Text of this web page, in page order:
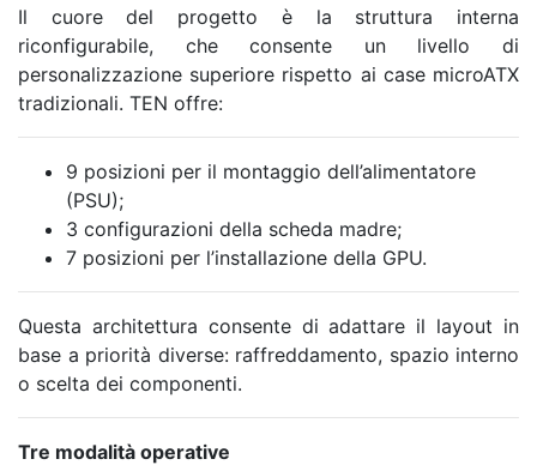
Il cuore del progetto è la struttura interna
riconfigurabile, che consente un livello di
personalizzazione superiore rispetto ai case microATX
tradizionali. TEN offre:
9 posizioni per il montaggio dell’alimentatore
(PSU);
3 configurazioni della scheda madre;
7 posizioni per l’installazione della GPU.
Questa architettura consente di adattare il layout in
base a priorità diverse: raffreddamento, spazio interno
o scelta dei componenti.
Tre modalità operative